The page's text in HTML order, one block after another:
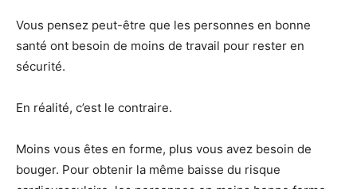
Vous pensez peut-être que les personnes en bonne
santé ont besoin de moins de travail pour rester en
sécurité.
En réalité, c’est le contraire.
Moins vous êtes en forme, plus vous avez besoin de
bouger. Pour obtenir la même baisse du risque